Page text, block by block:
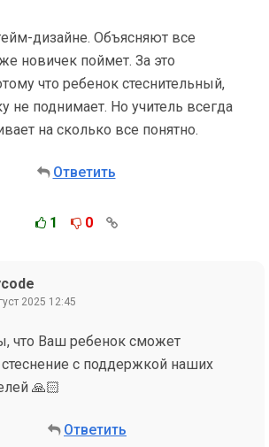
дизайне. Объясняют все
новичек поймет. За это
что ребенок стеснительный,
не поднимает. Но учитель всегда
на сколько все понятно.
Ответить
1 0
2025 12:45
что Ваш ребенок сможет
с поддержкой наших
🙏🏻
Ответить